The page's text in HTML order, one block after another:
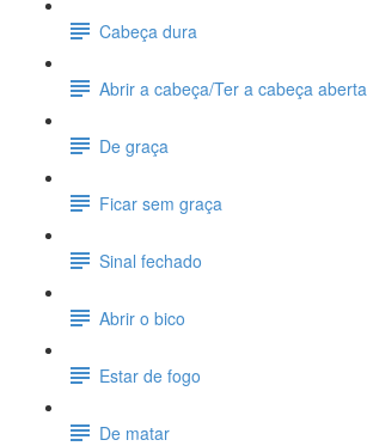
Cabeça dura
Abrir a cabeça/Ter a cabeça aberta
De graça
Ficar sem graça
Sinal fechado
Abrir o bico
Estar de fogo
De matar